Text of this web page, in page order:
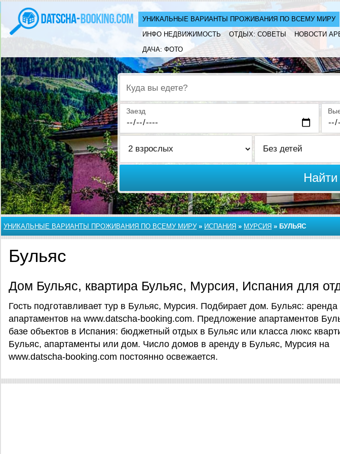
УНИКАЛЬНЫЕ ВАРИАНТЫ ПРОЖИВАНИЯ ПО ВСЕМУ МИРУ
ИНФО НЕДВИЖИМОСТЬ
ОТДЫХ: СОВЕТЫ
НОВОСТИ
ДАЧА: ФОТО
Куда вы едете?
Заезд
Найти
УНИКАЛЬНЫЕ ВАРИАНТЫ ПРОЖИВАНИЯ ПО ВСЕМУ МИРУ» ИСПАНИЯ » МУРСИЯ » БУЛЬЯС
Бульяс
Дом Бульяс, квартира Бульяс, Мурсия, Испания для
Гость подготавливает тур в Бульяс, Мурсия. Подбирает дом. Бульяс: аренда
апартаментов на www.datscha-booking.com. Предложение апартаментов
базе объектов в Испания: бюджетный отдых в Бульяс или класса люкс
Бульяс, апартаменты или дом. Число домов в аренду в Бульяс, Мурсия на
www.datscha-booking.com постоянно освежается.